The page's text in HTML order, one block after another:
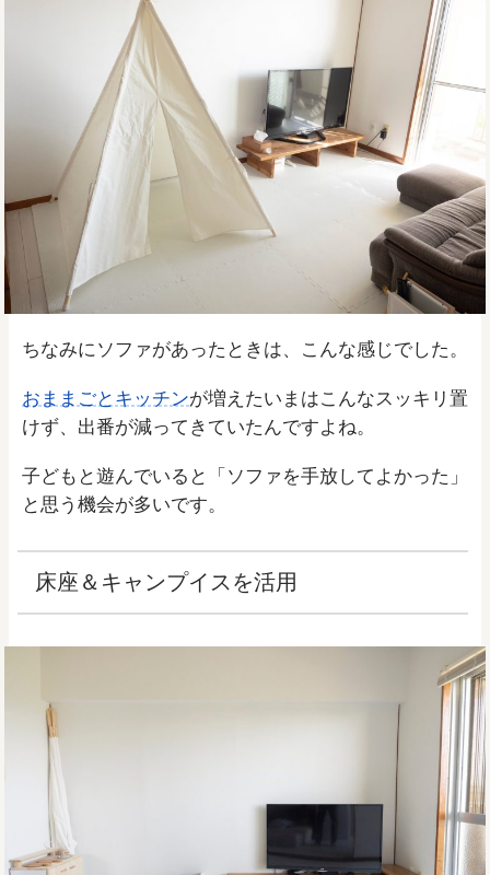
ちなみにソファがあったときは、こんな感じでした。
おままごとキッチンが増えたいまはこんなスッキリ置
けず、出番が減ってきていたんですよね。
子どもと遊んでいると「ソファを手放してよかった」
と思う機会が多いです。
床座＆キャンプイスを活用